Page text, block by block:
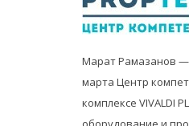
Марат Рамазанов —
марта Центр
комплексе VIVALDI